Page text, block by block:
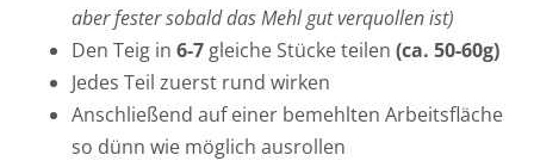
aber fester sobald das Mehl gut verquollen ist)
Den Teig in 6-7gleiche Stücke teilen (ca. 50-60g)
Jedes Teil zuerst rund wirken
Anschließend auf einer bemehlten Arbeitsfläche
so dünn wie möglich ausrollen